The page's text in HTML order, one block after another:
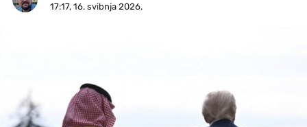
17:17, 16. svibnja 2026.